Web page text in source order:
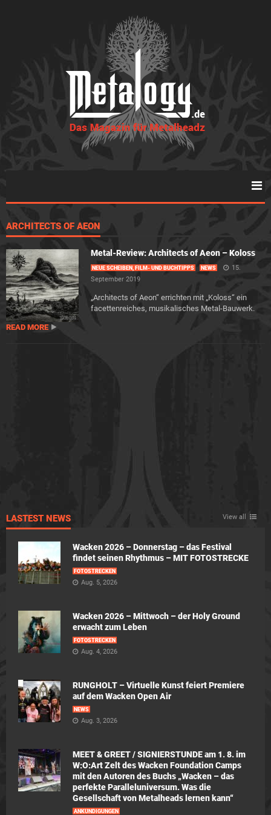
ARCHITECTS OF AEON
Metal-Review: Architects of Aeon – Koloss
NEUE SCHEIBEN, FILM- UND BUCHTIPPS NEWS
15.
September 2019
„Architects of Aeon“ errichten mit „Koloss“ ein
facettenreiches, musikalisches Metal-Bauwerk.
READ MORE
LASTEST NEWS View all
Wacken 2026 – Donnerstag – das Festival
findet seinen Rhythmus – MIT FOTOSTRECKE
FOTOSTRECKEN
Aug. 5, 2026
Wacken 2026 – Mittwoch – der Holy Ground
erwacht zum Leben
FOTOSTRECKEN
Aug. 4, 2026
RUNGHOLT – Virtuelle Kunst feiert Premiere
auf dem Wacken Open Air
NEWS
Aug. 3, 2026
MEET & GREET / SIGNIERSTUNDE am 1. 8. im
W:O:Art Zelt des Wacken Foundation Camps
mit den Autoren des Buchs „Wacken – das
perfekte Paralleluniversum. Was die
Gesellschaft von Metalheads lernen kann“
ANKÜNDIGUNGEN